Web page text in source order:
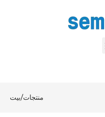
بيت/منتجات